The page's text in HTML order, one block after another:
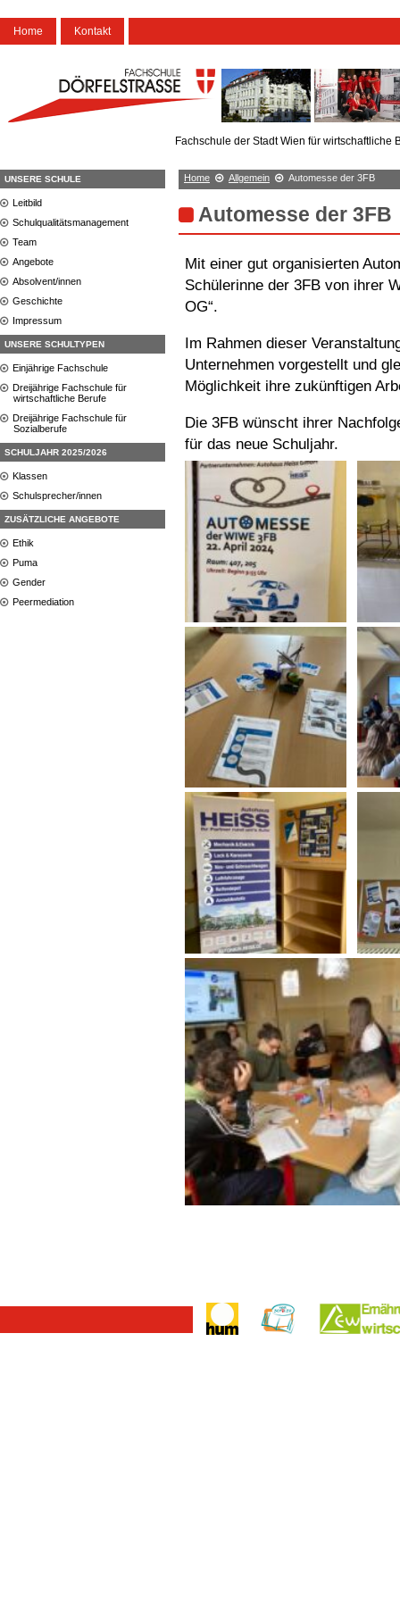
Home Kontakt
Fachschule der Stadt Wien für wirtschaftliche
UNSERE SCHULE
Leitbild
Schulqualitätsmanagement
Team
Angebote
Absolvent/innen
Geschichte
Impressum
UNSERE SCHULTYPEN
Einjährige Fachschule
Dreijährige Fachschule für
wirtschaftliche Berufe
Dreijährige Fachschule für
Sozialberufe
SCHULJAHR 2025/2026
Klassen
Schulsprecher/innen
ZUSÄTZLICHE ANGEBOTE
Ethik
Puma
Gender
Peermediation
Home Allgemein Automesse der 3FB
Automesse der 3FB
Mit einer gut organisierten
Schülerinne der 3FB von ihrer
OG“.
Im Rahmen dieser
Unternehmen vorgestellt und
Möglichkeit ihre zukünftigen
Die 3FB wünscht ihrer
für das neue Schuljahr.